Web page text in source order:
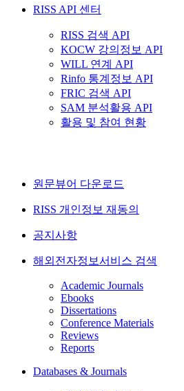
RISS API 센터
RISS 검색 API
KOCW 강의정보 API
WILL 연계 API
Rinfo 통계정보 API
FRIC 검색 API
SAM 분석활용 API
활용 및 참여 현황
원문뷰어 다운로드
RISS 개인정보 재동의
공지사항
해외전자정보서비스 검색
Academic Journals
Ebooks
Dissertations
Conference Materials
Reviews
Reports
Databases & Journals